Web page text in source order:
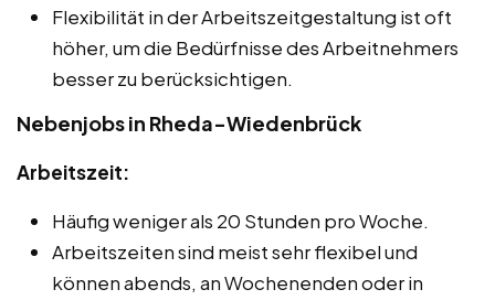
Flexibilität in der Arbeitszeitgestaltung ist oft
höher, um die Bedürfnisse des Arbeitnehmers
besser zu berücksichtigen.
Nebenjobs in Rheda-Wiedenbrück
Arbeitszeit:
Häufig weniger als 20 Stunden pro Woche.
Arbeitszeiten sind meist sehr flexibel und
können abends, an Wochenenden oder in